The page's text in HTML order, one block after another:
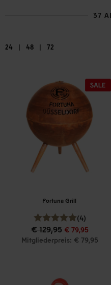
37
24 | 48 | 72
Fortuna Grill
(4)
€ 129,95 € 79,95
Mitgliederpreis: € 79,95